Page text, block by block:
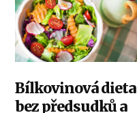
Bílkovinová dieta
bez předsudků a